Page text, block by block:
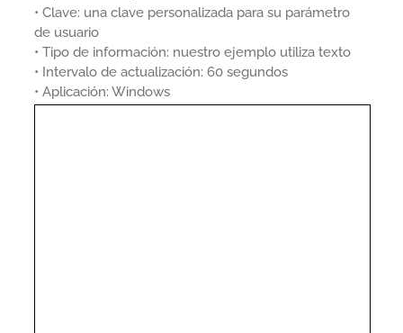
• Clave: una clave personalizada para su parámetro
de usuario
• Tipo de información: nuestro ejemplo utiliza texto
• Intervalo de actualización: 60 segundos
• Aplicación: Windows